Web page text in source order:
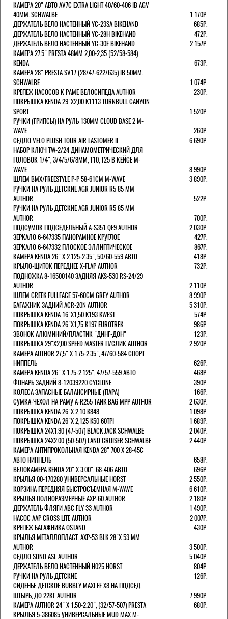
КАМЕРА 20" АВТО AV7C EXTRA LIGHT 40/60-406 IB AGV
40MM. SCHWALBE
1 170Р.
ДЕРЖАТЕЛЬ ВЕЛО НАСТЕННЫЙ YC-23SA BIKEHAND
685Р.
ДЕРЖАТЕЛЬ ВЕЛО НАСТЕННЫЙ YC-28H BIKEHAND
472Р.
ДЕРЖАТЕЛЬ ВЕЛО НАСТЕННЫЙ YC-30F BIKEHAND
2 157Р.
КАМЕРА 27,5" PRESTA 48ММ 2,00-2,35 (52/58-584)
KENDA
673Р.
КАМЕРА 28" PRESTA SV17 (28/47-622/635) IB 50MM.
SCHWALBE
1 074Р.
КРЕПЕЖ НАСОСОВ К РАМЕ ВЕЛОСИПЕДА AUTHOR
230Р.
ПОКРЫШКА KENDA 29"Х2,00 K1113 TURNBULL CANYON
SPORT
1 520Р.
РУЧКИ (ГРИПСЫ) НА РУЛЬ 130ММ CLOUD BASE 2 M-
WAVE
260Р.
СЕДЛО VELO PLUSH TOUR AIR LASTOMER II
6 690Р.
НАБОР КЛЮЧ TW-2/24 ДИНАМОМЕТРИЧЕСКИЙ ДЛЯ
ГОЛОВОК 1/4", 3/4/5/6/8ММ, T10, T25 В КЕЙСЕ M-
WAVE
8 990Р.
ШЛЕМ ВМХ/FREESTYLE Р-Р 58-61СМ M-WAVE
3 890Р.
РУЧКИ НА РУЛЬ ДЕТСКИЕ AGR JUNIOR R5 85 ММ
AUTHOR
522Р.
РУЧКИ НА РУЛЬ ДЕТСКИЕ AGR JUNIOR R5 85 ММ
AUTHOR
700Р.
ПОДСУМОК ПОДСЕДЕЛЬНЫЙ A-S351 QF9 AUTHOR
2 030Р.
ЗЕРКАЛО 6-647335 ПАНОРАМНОЕ КРУГЛОЕ
427Р.
ЗЕРКАЛО 6-647332 ПЛОСКОЕ ЭЛЛИПТИЧЕСКОЕ
867Р.
КАМЕРА KENDA 26" Х 2.125-2.35", 50/60-559 АВТО
418Р.
КРЫЛО-ЩИТОК ПЕРЕДНЕЕ X-FLAP AUTHOR
732Р.
ПОДНОЖКА 8-16500140 ЗАДНЯЯ AKS-530 RS-24/29
AUTHOR
2 110Р.
ШЛЕМ CREEK FULLFACE 57-60СМ GREY AUTHOR
8 990Р.
БАГАЖНИК ЗАДНИЙ ACR-20N AUTHOR
5 310Р.
ПОКРЫШКА KENDA 16"Х1,50 K193 KWEST
574Р.
ПОКРЫШКА KENDA 26"Х1,75 K197 EUROTREK
986Р.
ЗВОНОК АЛЮМИНИЙ/ПЛАСТИК "ДИНГ-ДОН"
123Р.
ПОКРЫШКА 29"Х2,00 SPEED MASTER П/СЛИК AUTHOR
2 920Р.
КАМЕРА AUTHOR 27,5" Х 1.75-2.35", 47/60-584 СПОРТ
НИППЕЛЬ
626Р.
КАМЕРА KENDA 26" Х 1.75-2.125", 47/57-559 АВТО
468Р.
ФОНАРЬ ЗАДНИЙ 8-12039220 CYCLONE
390Р.
КОЛЕСА ЗАПАСНЫЕ БАЛАНСИРНЫЕ (ПАРА)
166Р.
CУМКА-ЧЕХОЛ НА РАМУ A-R255 TANK BAG MPP AUTHOR
2 630Р.
ПОКРЫШКА KENDA 26"Х 2,10 K848
1 098Р.
ПОКРЫШКА KENDA 26"Х 2,125 K50 60TPI
1 689Р.
ПОКРЫШКА 24X1.90 (47-507) BLACK JACK SCHWALBE
2 040Р.
ПОКРЫШКА 24X2.00 (50-507) LAND CRUISER SCHWALBE
2 440Р.
КАМЕРА АНТИПРОКОЛЬНАЯ KENDA 28" 700 Х 28-45C
АВТО НИППЕЛЬ
658Р.
ВЕЛОКАМЕРА KENDA 20" Х 3,00", 68-406 АВТО
696Р.
КРЫЛЬЯ 00-170280 УНИВЕРСАЛЬНЫЕ HORST
2 550Р.
КОРЗИНА ПЕРЕДНЯЯ БЫСТРОСЪЕМНАЯ M-WAVE
6 610Р.
КРЫЛЬЯ ПОЛНОРАЗМЕРНЫЕ AXP-60 AUTHOR
2 180Р.
ДЕРЖАТЕЛЬ ФЛЯГИ АВС FLY 33 AUTHOR
1 490Р.
НАСОС AAP CROSS LITE AUTHOR
2 007Р.
КРЕПЕЖ БАГАЖНИКА OSTAND
430Р.
КРЫЛЬЯ МЕТАЛЛОПЛАСТ. AXP-53 BLK 28"Х 53 ММ
AUTHOR
3 500Р.
СЕДЛО SONO ASL AUTHOR
5 040Р.
ДЕРЖАТЕЛЬ ВЕЛО НАСТЕННЫЙ H025 HORST
804Р.
РУЧКИ НА РУЛЬ ДЕТСКИЕ
126Р.
СИДЕНЬЕ ДЕТСКОЕ BUBBLY MAXI FF X8 НА ПОДСЕД.
ШТЫРЬ, ДО 22КГ AUTHOR
7 990Р.
КАМЕРА AUTHOR 24" Х 1.50-2.20", (32/57-507) PRESTA
680Р.
КРЫЛЬЯ 5-386085 УНИВЕРСАЛЬНЫЕ MUD MAX M-